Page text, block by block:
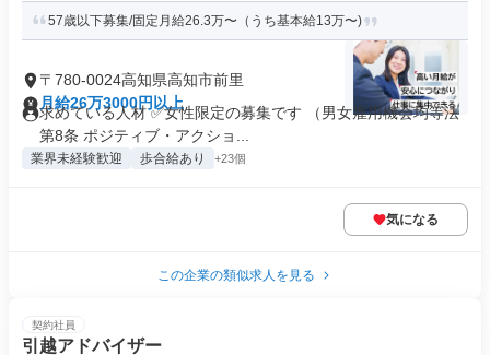
57歳以下募集/固定月給26.3万〜（うち基本給13万〜)
〒780-0024高知県高知市前里
月給26万3000円以上
求めている人材 ✅女性限定の募集です （男女雇用機会均等法
第8条 ポジティブ・アクショ...
業界未経験歓迎 歩合給あり +23個
気になる
この企業の類似求人を見る
契約社員
引越アドバイザー